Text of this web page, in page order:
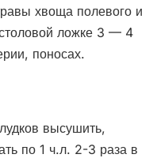
хвоща полевого и
ложке 3 — 4
поносах.
высушить,
по 1 ч.л. 2-3 раза в